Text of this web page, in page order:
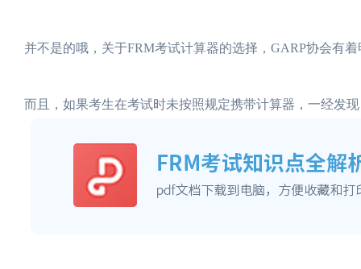
并不是的哦，关于FRM考试计算器的选择，GARP协会有
而且，如果考生在考试时未按照规定携带计算器，一经发